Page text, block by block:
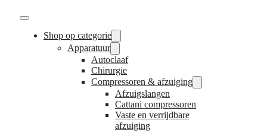
Shop op categorie
Apparatuur
Autoclaaf
Chirurgie
Compressoren & afzuiging
Afzuigslangen
Cattani compressoren
Vaste en verrijdbare
afzuiging